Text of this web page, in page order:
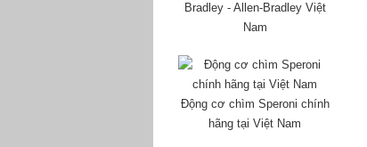
Bradley - Allen-Bradley Việt
Nam
Động cơ chìm Speroni chính
hãng tại Việt Nam